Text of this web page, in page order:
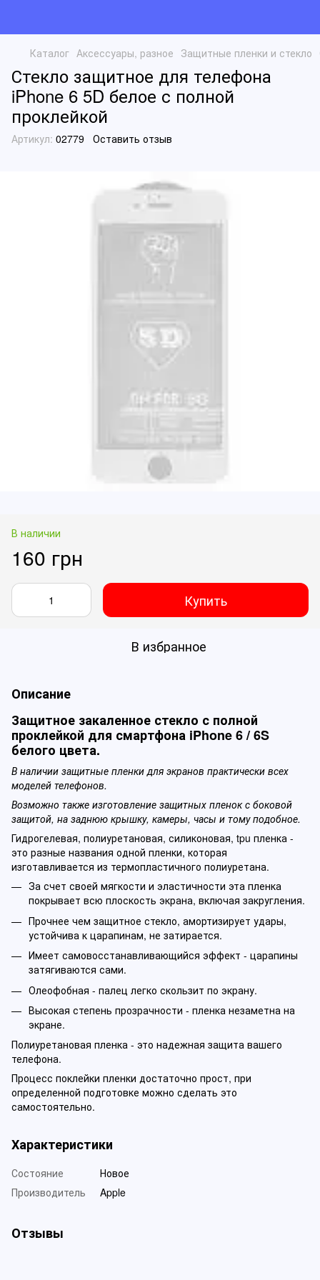
Каталог Аксессуары, разное Защитные пленки и стекло
Стекло защитное для телефона
iPhone 6 5D белое с полной
проклейкой
Артикул: 02779 Оставить отзыв
В наличии
160 грн
Купить
В избранное
Описание
Защитное закаленное стекло с полной
проклейкой для смартфона iPhone 6 / 6S
белого цвета.
В наличии защитные пленки для экранов практически всех
моделей телефонов.
Возможно также изготовление защитных пленок с боковой
защитой, на заднюю крышку, камеры, часы и тому подобное.
Гидрогелевая, полиуретановая, силиконовая, tpu пленка -
это разные названия одной пленки, которая
изготавливается из термопластичного полиуретана.
За счет своей мягкости и эластичности эта пленка
покрывает всю плоскость экрана, включая закругления.
Прочнее чем защитное стекло, амортизирует удары,
устойчива к царапинам, не затирается.
Имеет самовосстанавливающийся эффект - царапины
затягиваются сами.
Олеофобная - палец легко скользит по экрану.
Высокая степень прозрачности - пленка незаметна на
экране.
Полиуретановая пленка - это надежная защита вашего
телефона.
Процесс поклейки пленки достаточно прост, при
определенной подготовке можно сделать это
самостоятельно.
Характеристики
Состояние
Новое
Производитель
Apple
Отзывы